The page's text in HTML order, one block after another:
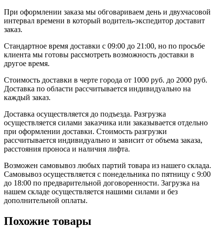
При оформлении заказа мы обговариваем день и двухчасовой
интервал времени в который водитель-экспедитор доставит
заказ.
Стандартное время доставки с 09:00 до 21:00, но по просьбе
клиента мы готовы рассмотреть возможность доставки в
другое время.
Стоимость доставки в черте города от 1000 руб. до 2000 руб.
Доставка по области рассчитывается индивидуально на
каждый заказ.
Доставка осуществляется до подъезда. Разгрузка
осуществляется силами заказчика или заказывается отдельно
при оформлении доставки. Стоимость разгрузки
рассчитывается индивидуально и зависит от объема заказа,
расстояния проноса и наличия лифта.
Возможен самовывоз любых партий товара из нашего склада.
Самовывоз осуществляется с понедельника по пятницу с 9:00
до 18:00 по предварительной договоренности. Загрузка на
нашем складе осуществляется нашими силами и без
дополнительной оплаты.
Похожие товары